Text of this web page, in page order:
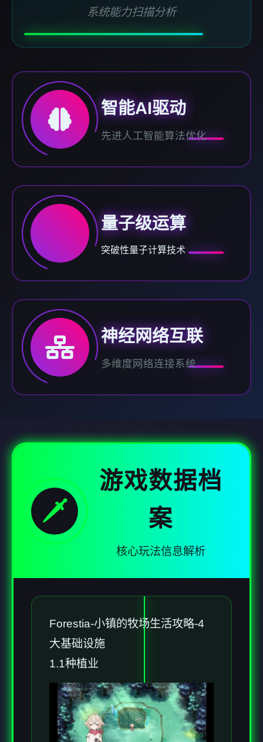
系统能力扫描分析
智能AI驱动
先进人工智能算法优化
量子级运算
突破性量子计算技术
神经网络互联
多维度网络连接系统
🗡️
游戏数据档
案
核心玩法信息解析
Forestia-小镇的牧场生活攻略-4
大基础设施
1.1种植业